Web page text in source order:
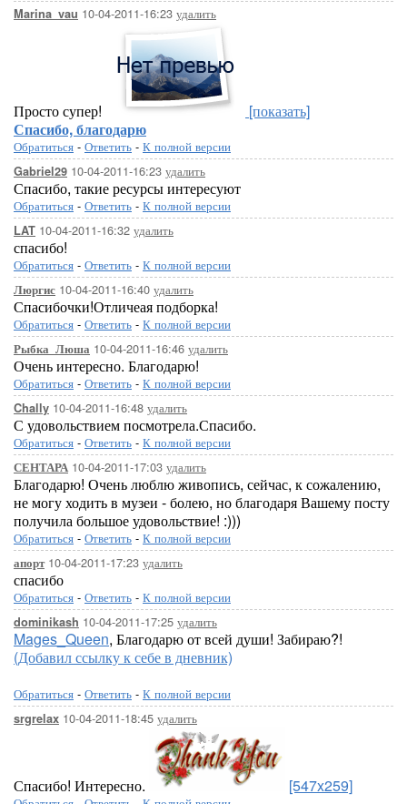
Marina_vau 10-04-2011-16:23 удалить
Просто супер!
[показать]
Спасибо, благодарю
Обратиться - Ответить - К полной версии
Gabriel29 10-04-2011-16:23 удалить
Спасибо, такие ресурсы интересуют
Обратиться - Ответить - К полной версии
LAT 10-04-2011-16:32 удалить
спасибо!
Обратиться - Ответить - К полной версии
Люргис 10-04-2011-16:40 удалить
Спасибочки!Отличеая подборка!
Обратиться - Ответить - К полной версии
Рыбка_Люша 10-04-2011-16:46 удалить
Очень интересно. Благодарю!
Обратиться - Ответить - К полной версии
Chally 10-04-2011-16:48 удалить
С удовольствием посмотрела.Спасибо.
Обратиться - Ответить - К полной версии
СЕНТАРА 10-04-2011-17:03 удалить
Благодарю! Очень люблю живопись, сейчас, к сожалению,
не могу ходить в музеи - болею, но благодаря Вашему посту
получила большое удовольствие! :)))
Обратиться - Ответить - К полной версии
апорт10-04-2011-17:23 удалить
спасибо
Обратиться - Ответить - К полной версии
dominikash 10-04-2011-17:25 удалить
Mages_Queen, Благодарю от всей души! Забираю?!
(Добавил ссылку к себе в дневник)
Обратиться - Ответить - К полной версии
srgrelax 10-04-2011-18:45 удалить
Спасибо! Интересно. [547x259]